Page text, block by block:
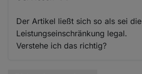
Der Artikel ließt sich so als sei
Leistungseinschränkung legal.
Verstehe ich das richtig?